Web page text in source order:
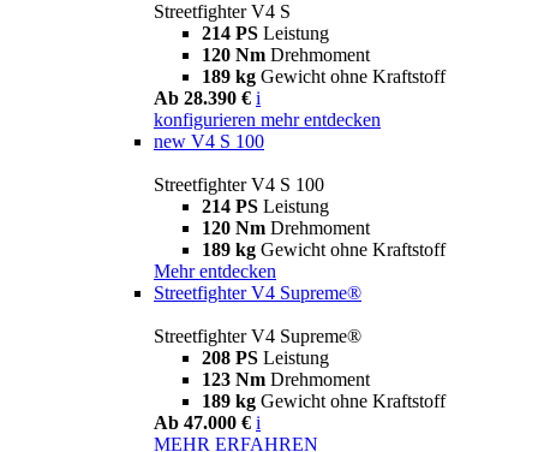
Streetfighter V4 S
214 PS Leistung
120 Nm Drehmoment
189 kg Gewicht ohne Kraftstoff
Ab 28.390 € i
konfigurieren mehr entdecken
new V4 S 100
Streetfighter V4 S 100
214 PS Leistung
120 Nm Drehmoment
189 kg Gewicht ohne Kraftstoff
Mehr entdecken
Streetfighter V4 Supreme®
Streetfighter V4 Supreme®
208 PS Leistung
123 Nm Drehmoment
189 kg Gewicht ohne Kraftstoff
Ab 47.000 € i
MEHR ERFAHREN